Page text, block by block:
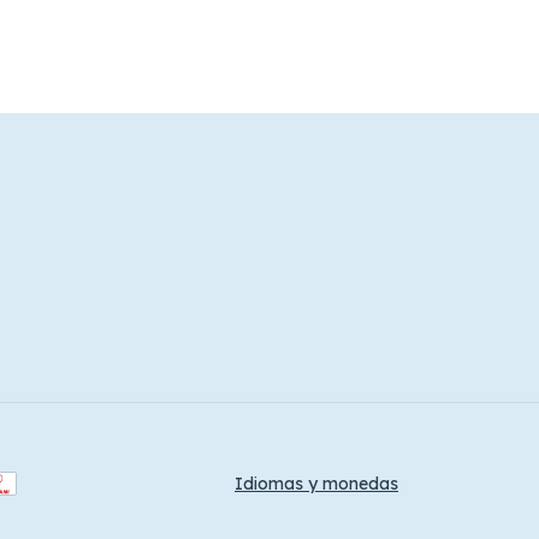
Idiomas y monedas